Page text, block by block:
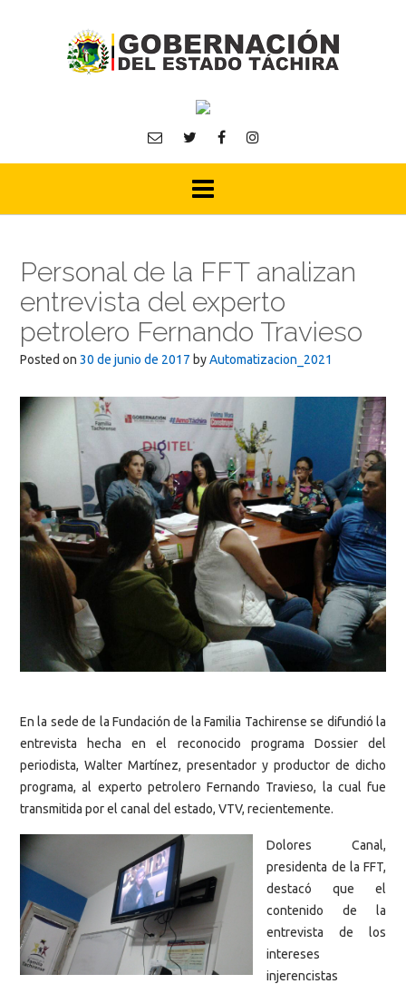
Personal de la FFT analizan
entrevista del experto
petrolero Fernando Travieso
Posted on 30 de junio de 2017 byAutomatizacion_2021
En la sede de la Fundación de la Familia Tachirense se difundió la
entrevista hecha en el reconocido programa Dossier del
periodista, Walter Martínez, presentador y productor de dicho
programa, al experto petrolero Fernando Travieso, la cual fue
transmitida por el canal del estado, VTV, recientemente.
Dolores Canal,
presidenta de la FFT,
destacó que el
contenido de la
entrevista de los
intereses
injerencistas